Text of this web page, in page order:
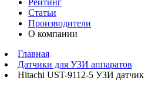
Рейтинг
Статьи
Производители
О компании
Главная
Датчики для УЗИ аппаратов
Hitachi UST-9112-5 УЗИ датчик